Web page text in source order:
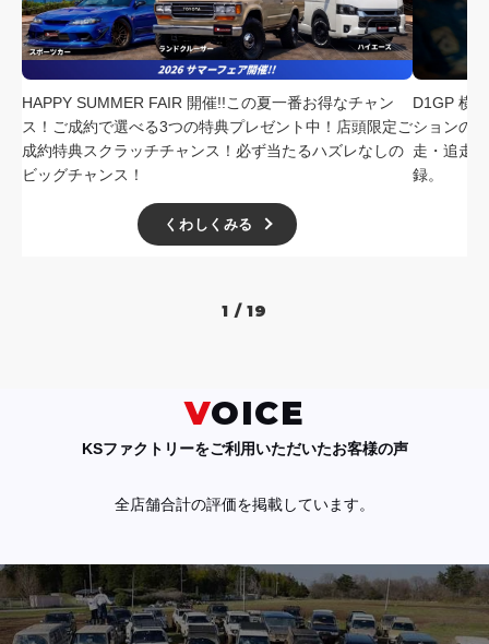
HAPPY SUMMER FAIR 開催!!この夏一番お得なチャン
ス！ご成約で選べる3つの特典プレゼント中！店頭限定ご
成約特典スクラッチチャンス！必ず当たるハズレなしの
ビッグチャンス！
くわしくみる
D1GP 横
ションの
走・追走
録。
1 / 19
VOICE
KSファクトリーをご利用いただいたお客様の声
全店舗合計の評価を掲載しています。